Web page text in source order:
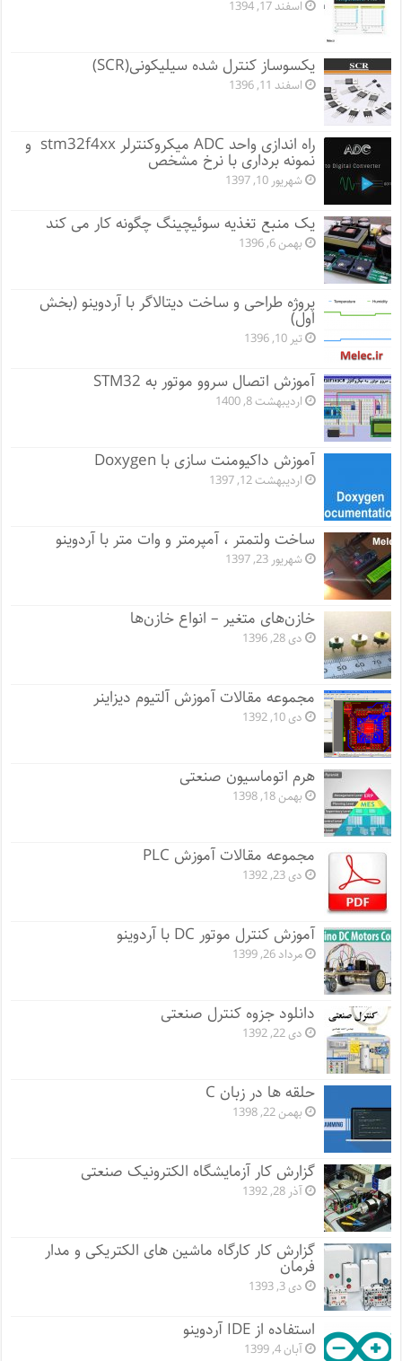
اسفند 17, 1394
یکسوساز کنترل شده سیلیکونی(SCR)
اسفند 11, 1396
راه اندازی واحد ADC میکروکنترلر stm32f4xx و
نمونه برداری با نرخ مشخص
شهریور 10, 1397
یک منبع تغذیه سوئیچینگ چگونه کار می کند
بهمن 6, 1396
پروژه طراحی و ساخت دیتالاگر با آردوینو (بخش
اول)
تیر 10, 1396
آموزش اتصال سروو موتور به STM32
اردیبهشت 8, 1400
آموزش داکیومنت سازی با Doxygen
اردیبهشت 12, 1397
ساخت ولتمتر ، آمپرمتر و وات متر با آردوینو
شهریور 23, 1397
خازن‌های متغیر – انواع خازن‌ها
دی 28, 1396
مجموعه مقالات آموزش آلتیوم دیزاینر
دی 10, 1392
هرم اتوماسیون صنعتی
بهمن 18, 1398
مجموعه مقالات آموزش PLC
دی 23, 1392
آموزش کنترل موتور DC با آردوینو
مرداد 26, 1399
دانلود جزوه کنترل صنعتی
دی 22, 1392
حلقه ها در زبان C
بهمن 22, 1398
گزارش کار آزمایشگاه الکترونیک صنعتی
آذر 28, 1392
گزارش کار کارگاه ماشین های الکتریکی و مدار
فرمان
دی 3, 1393
استفاده از IDE آردوینو
آبان 4, 1399